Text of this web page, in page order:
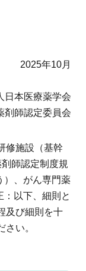
2025年10月
日本医療薬学会
剤師認定委員会
修施設（基幹
師認定制度規
）、がん専門薬
以下、細則と
及び細則を十
い。